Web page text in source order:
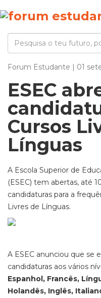
Forum Estudante | 01
ESEC
Cursos
Línguas
A Escola Superior de
(ESEC) tem abertas, até
candidaturas para a
Livres de Línguas.
A ESEC anunciou que se
candidaturas aos vários
Espanhol, Francês,
Holandês, Inglês,